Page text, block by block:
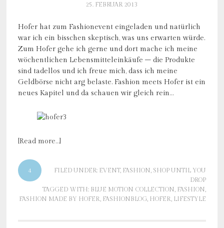
25. FEBRUAR 2013
Hofer hat zum Fashionevent eingeladen und natürlich
war ich ein bisschen skeptisch, was uns erwarten würde.
Zum Hofer gehe ich gerne und dort mache ich meine
wöchentlichen Lebensmitteleinkäufe – die Produkte
sind tadellos und ich freue mich, dass ich meine
Geldbörse nicht arg belaste. Fashion meets Hofer ist ein
neues Kapitel und da schauen wir gleich rein…
[Read more…]
4 FILED UNDER: EVENT, FASHION, SHOP UNTIL YOU
DROP
TAGGED WITH: BLUE MOTION COLLECTION, FASHION,
FASHION MADE BY HOFER, FASHIONBLOG, HOFER, LIFESTYLE